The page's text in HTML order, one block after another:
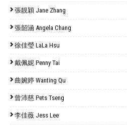
張靚穎 Jane Zhang
張韶涵 Angela Chang
徐佳瑩 LaLa Hsu
戴佩妮 Penny Tai
曲婉婷 Wanting Qu
曾沛慈 Pets Tseng
李佳薇 Jess Lee